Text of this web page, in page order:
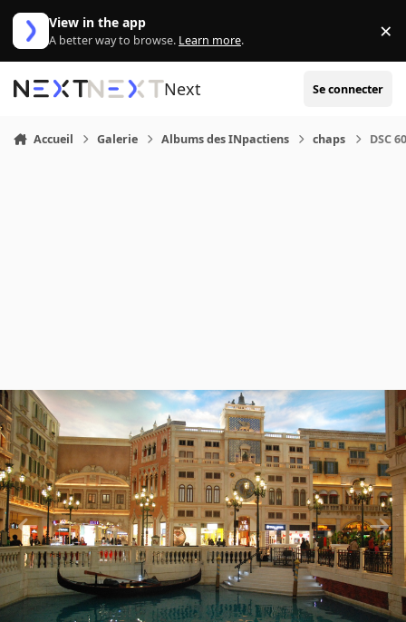
Aller au contenu
View in the app
A better way to browse. Learn more. ×
Next Se connecter
Accueil Galerie Albums des INpactiens chaps DSC